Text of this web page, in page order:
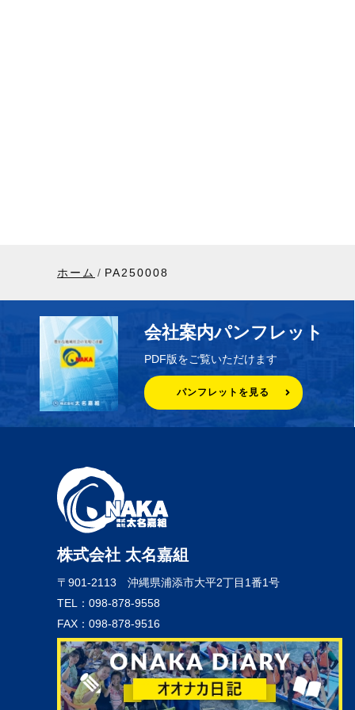
ホーム PA250008
会社案内パンフレット
PDF版をご覧いただけます
パンフレットを見る
株式会社 太名嘉組
〒901-2113 沖縄県浦添市大平2丁目1番1号
TEL：098-878-9558
FAX：098-878-9516